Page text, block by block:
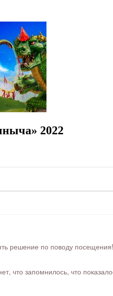
2022
по поводу посещения!
что запомнилось, что